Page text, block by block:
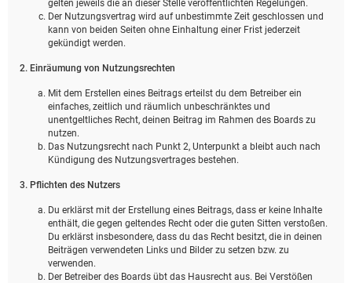
gelten jeweils die an dieser Stelle veröffentlichten Regelungen.
Der Nutzungsvertrag wird auf unbestimmte Zeit geschlossen und
kann von beiden Seiten ohne Einhaltung einer Frist jederzeit
gekündigt werden.
2. Einräumung von Nutzungsrechten
Mit dem Erstellen eines Beitrags erteilst du dem Betreiber ein
einfaches, zeitlich und räumlich unbeschränktes und
unentgeltliches Recht, deinen Beitrag im Rahmen des Boards zu
nutzen.
Das Nutzungsrecht nach Punkt 2, Unterpunkt a bleibt auch nach
Kündigung des Nutzungsvertrages bestehen.
3. Pflichten des Nutzers
Du erklärst mit der Erstellung eines Beitrags, dass er keine Inhalte
enthält, die gegen geltendes Recht oder die guten Sitten verstoßen.
Du erklärst insbesondere, dass du das Recht besitzt, die in deinen
Beiträgen verwendeten Links und Bilder zu setzen bzw. zu
verwenden.
Der Betreiber des Boards übt das Hausrecht aus. Bei Verstößen